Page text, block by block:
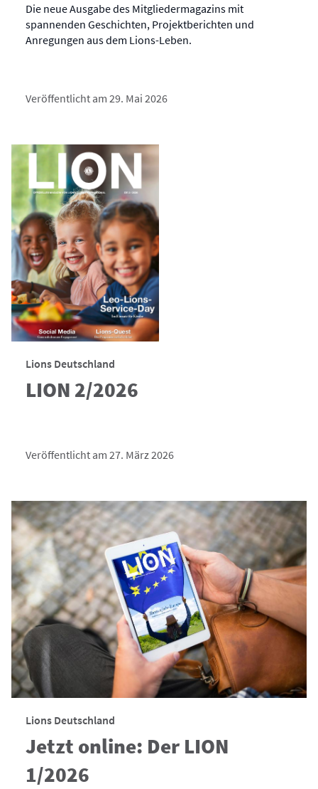
Die neue Ausgabe des Mitgliedermagazins mit
spannenden Geschichten, Projektberichten und
Anregungen aus dem Lions-Leben.
Veröffentlicht am 29. Mai 2026
Lions Deutschland
LION 2/2026
Veröffentlicht am 27. März 2026
Lions Deutschland
Jetzt online: Der LION
1/2026